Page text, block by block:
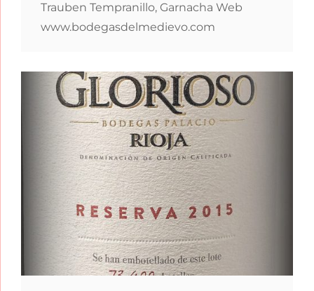
Trauben Tempranillo, Garnacha Web
www.bodegasdelmedievo.com